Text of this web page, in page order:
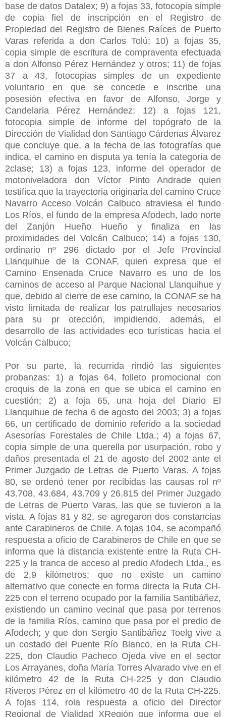
base de datos Datalex; 9) a fojas 33, fotocopia simple
de copia fiel de inscripción en el Registro de
Propiedad del Registro de Bienes Raíces de Puerto
Varas referida a don Carlos Tolú; 10) a fojas 35,
copia simple de escritura de compraventa efectuada
a don Alfonso Pérez Hernández y otros; 11) de fojas
37 a 43, fotocopias simples de un expediente
voluntario en que se concede e inscribe una
posesión efectiva en favor de Alfonso, Jorge y
Candelaria Pérez Hernández; 12) a fojas 121,
fotocopia simple de informe del topógrafo de la
Dirección de Vialidad don Santiago Cárdenas Álvarez
que concluye que, a la fecha de las fotografías que
indica, el camino en disputa ya tenía la categoría de
2clase; 13) a fojas 123, informe del operador de
motoniveladora don Víctor Pinto Andrade quien
testifica que la trayectoria originaria del camino Cruce
Navarro Acceso Volcán Calbuco atraviesa el fundo
Los Ríos, el fundo de la empresa Afodech, lado norte
del Zanjón Hueño Hueño y finaliza en las
proximidades del Volcán Calbuco; 14) a fojas 130,
ordinario nº 296 dictado por el Jefe Provincial
Llanquihue de la CONAF, quien expresa que el
Camino Ensenada Cruce Navarro es uno de los
caminos de acceso al Parque Nacional Llanquihue y
que, debido al cierre de ese camino, la CONAF se ha
visto limitada de realizar los patrullajes necesarios
para su pr otección, impidiendo, además, el
desarrollo de las actividades eco turísticas hacia el
Volcán Calbuco;
Por su parte, la recurrida rindió las siguientes
probanzas: 1) a fojas 64, folleto promocional con
croquis de la zona en que se ubica el camino en
cuestión; 2) a foja 65, una hoja del Diario El
Llanquihue de fecha 6 de agosto del 2003; 3) a fojas
66, un certificado de dominio referido a la sociedad
Asesorías Forestales de Chile Ltda.; 4) a fojas 67,
copia simple de una querella por usurpación, robo y
daños presentada el 21 de agosto del 2002 ante el
Primer Juzgado de Letras de Puerto Varas. A fojas
80, se ordenó tener por recibidas las causas rol nº
43.708, 43.684, 43.709 y 26.815 del Primer Juzgado
de Letras de Puerto Varas, las que se tuvieron a la
vista. A fojas 81 y 82, se agregaron dos constancias
ante Carabineros de Chile. A fojas 104, se acompañó
respuesta a oficio de Carabineros de Chile en que se
informa que la distancia existente entre la Ruta CH-
225 y la tranca de acceso al predio Afodech Ltda., es
de 2,9 kilómetros; que no existe un camino
alternativo que conecte en forma directa la Ruta CH-
225 con el terreno ocupado por la familia Santibáñez,
existiendo un camino vecinal que pasa por terrenos
de la familia Ríos, camino que pasa por el predio de
Afodech; y que don Sergio Santibáñez Toelg vive a
un costado del Puente Río Blanco, en la Ruta CH-
225, don Claudio Pacheco Ojeda vive en el sector
Los Arrayanes, doña María Torres Alvarado vive en el
kilómetro 42 de la Ruta CH-225 y don Claudio
Riveros Pérez en el kilómetro 40 de la Ruta CH-225.
A fojas 114, rola respuesta a oficio del Director
Regional de Vialidad XRegión que informa que el